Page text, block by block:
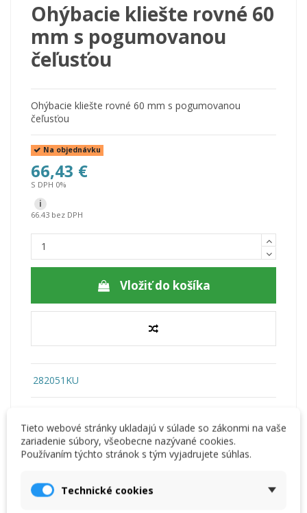
Ohýbacie kliešte rovné 60
mm s pogumovanou
čeľusťou
Ohýbacie kliešte rovné 60 mm s pogumovanou
čeľusťou
Na objednávku
66,43 €
S DPH 0%
i
66.43 bez DPH
Vložiť do košíka
282051KU
Tieto webové stránky ukladajú v súlade so zákonmi na vaše
zariadenie súbory, všeobecne nazývané cookies.
Používaním týchto stránok s tým vyjadrujete súhlas.
Technické cookies